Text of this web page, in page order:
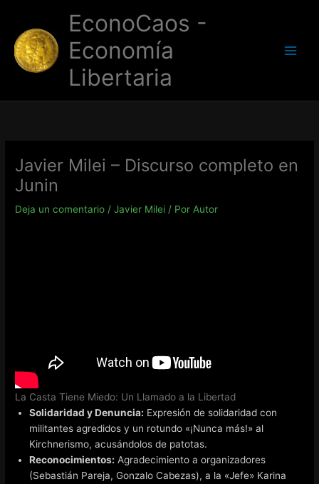
contenido
EconoCaos -
Economía
Libertaria
Javier Milei – Discurso completo en
Junin
Deja un comentario /Javier Milei / Por Autor
La Casta Tiene Miedo: Un Llamado a la Libertad
Solidaridad y Denuncia: Expresión de solidaridad con
militantes agredidos y un rotundo «¡Nunca más!» al
Kirchnerismo, acusándolos de patotas.
Reconocimientos: Agradecimiento a organizadores
(Sebastián Pareja, Gonzalo Cabezas), a la «Jefe» Karina